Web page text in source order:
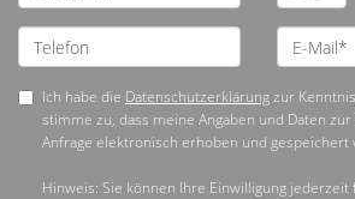
Ich habe die Datenschutzerklärungzur
stimme zu, dass meine Angaben und Daten
Anfrage elektronisch erhoben und gespeichert
Hinweis: Sie können Ihre Einwilligung